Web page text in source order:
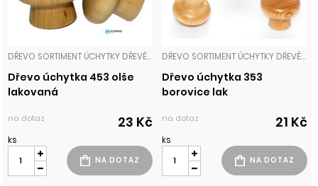
DŘEVO SORTIMENT ÚCHYTKY DŘEVĚNÉ
Dřevo úchytka 453 olše
lakovaná
na dotaz 23 Kč
ks
DŘEVO SORTIMENT ÚCHYTKY DŘEVĚNÉ
Dřevo úchytka 353
borovice lak
na dotaz 21 Kč
ks